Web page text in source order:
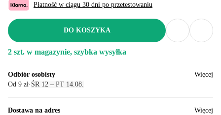
Płatność w ciągu 30 dni po przetestowaniu
DO KOSZYKA
2 szt. w magazynie, szybka wysyłka
Odbiór osobisty
Od 9 zł· ŚR 12 – PT 14.08.
Więcej
Dostawa na adres
Więcej